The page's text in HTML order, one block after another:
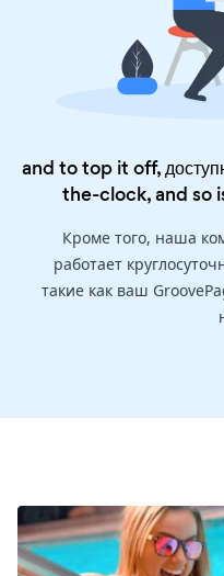
and to top it off,
the-clock, and so
Кроме того, наша
работает
такие как ваш